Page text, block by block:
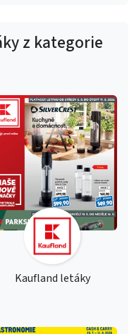
z kategorie
Kaufland letáky